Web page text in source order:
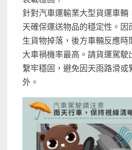
針對汽車運輸業大型貨運車輛
天確保運送物品的穩定性。因
生貨物掉落，後方車輛反應時
大車禍機率最高。請貨運駕駛
繫牢穩固，避免因天雨路滑或
外。